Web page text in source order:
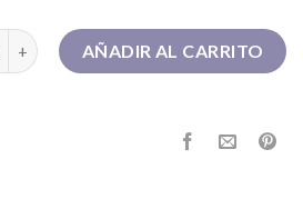
hombre cantidad
AÑADIR AL CARRITO